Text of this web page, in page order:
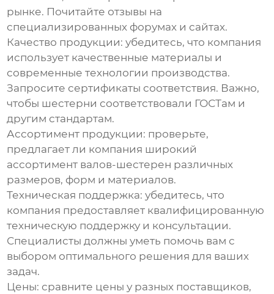
рынке. Почитайте отзывы на
специализированных форумах и сайтах.
Качество продукции: убедитесь, что компания
использует качественные материалы и
современные технологии производства.
Запросите сертификаты соответствия. Важно,
чтобы шестерни соответствовали ГОСТам и
другим стандартам.
Ассортимент продукции: проверьте,
предлагает ли компания широкий
ассортимент валов-шестерен различных
размеров, форм и материалов.
Техническая поддержка: убедитесь, что
компания предоставляет квалифицированную
техническую поддержку и консультации.
Специалисты должны уметь помочь вам с
выбором оптимального решения для ваших
задач.
Цены: сравните цены у разных поставщиков,